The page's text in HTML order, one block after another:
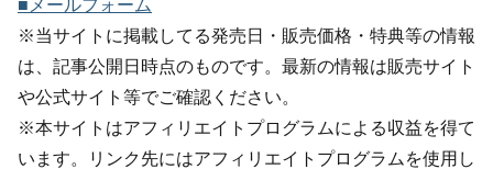
■メールフォーム
※当サイトに掲載してる発売日・販売価格・特典等の情報
は、記事公開日時点のものです。最新の情報は販売サイト
や公式サイト等でご確認ください。
※本サイトはアフィリエイトプログラムによる収益を得て
います。リンク先にはアフィリエイトプログラムを使用し